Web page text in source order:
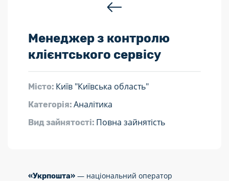
Відділення
Філателія
Для бізнесу
Менеджер з контролю
клієнтського сервісу
Місто: Київ "Київська область"
Категорія: Аналітика
Вид зайнятості: Повна зайнятість
«Укрпошта» — національний оператор